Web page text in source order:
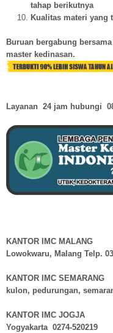
tahap berikutnya
Kualitas materi yang
Buruan bergabung
master kedinasan.
Layanan 24 jam hubungi
KANTOR IMC MALANG
Lowokwaru, Malang Telp.
KANTOR IMC
kulon, pedurungan,
KANTOR IMC JOGJA
Yogyakarta 0274-520219